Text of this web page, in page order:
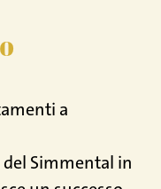
a
Simmental in